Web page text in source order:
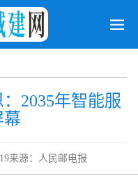
2035年智能服
幕
来源：人民邮电报